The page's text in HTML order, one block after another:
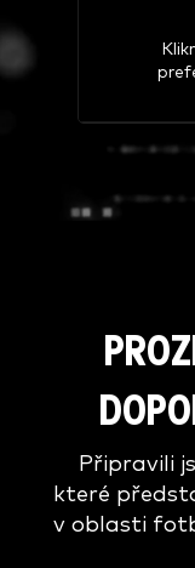
Připravili
které
v oblasti